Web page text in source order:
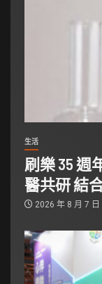
生活
刷樂 35 週
醫共研 結
2026 年 8 月 7 日